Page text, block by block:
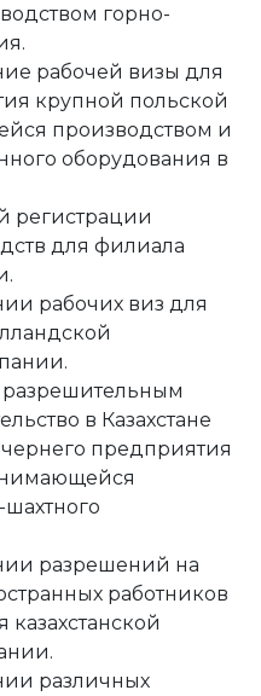
горно-
рабочей визы для
крупной польской
производством и
оборудования в
регистрации
для филиала
рабочих виз для
разрешительным
в Казахстане
предприятия
разрешений на
работников
казахстанской
различных